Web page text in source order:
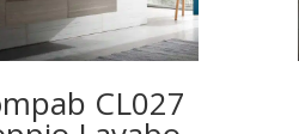
CL027